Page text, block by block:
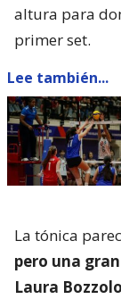
altura para
primer set.
Lee también...
La tónica
pero una
Laura